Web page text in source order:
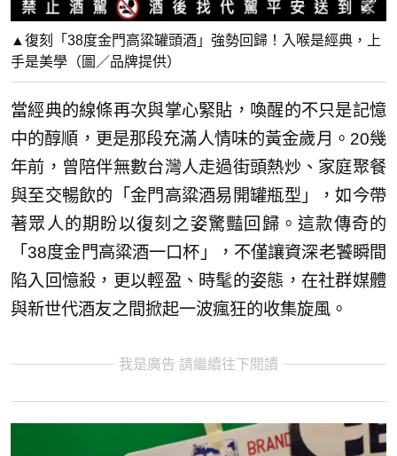
▲復刻「38度金門高粱罐頭酒」強勢回歸！入喉是經典，上
手是美學（圖／品牌提供）
當經典的線條再次與掌心緊貼，喚醒的不只是記憶
中的醇順，更是那段充滿人情味的黃金歲月。20幾
年前，曾陪伴無數台灣人走過街頭熱炒、家庭聚餐
與至交暢飲的「金門高粱酒易開罐瓶型」，如今帶
著眾人的期盼以復刻之姿驚豔回歸。這款傳奇的
「38度金門高粱酒一口杯」，不僅讓資深老饕瞬間
陷入回憶殺，更以輕盈、時髦的姿態，在社群媒體
與新世代酒友之間掀起一波瘋狂的收集旋風。
我是廣告 請繼續往下閱讀